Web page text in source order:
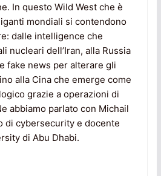
In questo Wild West che è
mondiali si contendono
dalle intelligence che
nucleari dell’Iran, alla Russia
fake news per alterare gli
alla Cina che emerge come
grazie a operazioni di
abbiamo parlato con Michail
di cybersecurity e docente
di Abu Dhabi.